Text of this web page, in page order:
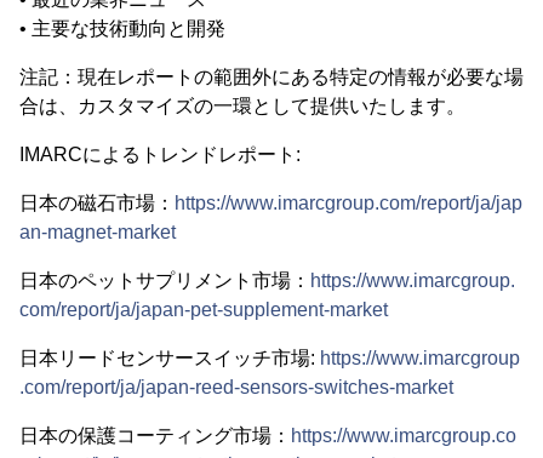
• 主要な技術動向と開発
注記：現在レポートの範囲外にある特定の情報が必要な場
合は、カスタマイズの一環として提供いたします。
IMARCによるトレンドレポート:
日本の磁石市場： https://www.imarcgroup.com/report/ja/jap
an-magnet-market
日本のペットサプリメント市場： https://www.imarcgroup.
com/report/ja/japan-pet-supplement-market
日本リードセンサースイッチ市場: https://www.imarcgroup
.com/report/ja/japan-reed-sensors-switches-market
日本の保護コーティング市場： https://www.imarcgroup.co